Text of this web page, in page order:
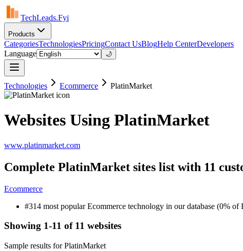
TechLeads.Fyi
Products
CategoriesTechnologiesPricingContact UsBlogHelp CenterDevelopers
Language
🌙
Technologies Ecommerce PlatinMarket
Websites Using PlatinMarket
www.platinmarket.com
Complete PlatinMarket sites list with 11
Ecommerce
#314 most popular Ecommerce technology in our database (0% of
Showing 1-11 of 11 websites
Sample results for PlatinMarket